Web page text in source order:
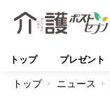
トップ プレゼント
トップ ニュース